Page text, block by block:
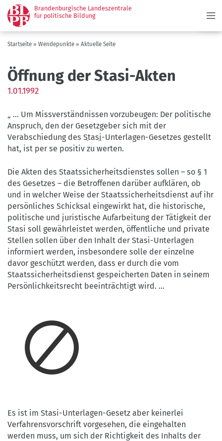
Direkt
zum
Inhalt
Brandenburgische Landeszentrale
für politische Bildung
Pfadnavigation
Startseite Wendepunkte Aktuelle Seite
Öffnung der Stasi-Akten
1.01.1992
„ ... Um Missverständnissen vorzubeugen: Der politische
Anspruch, den der Gesetzgeber sich mit der
Verabschiedung des Stasi-Unterlagen-Gesetzes gestellt
hat, ist per se positiv zu werten.
Die Akten des Staatssicherheitsdienstes sollen – so § 1
des Gesetzes – die Betroffenen darüber aufklären, ob
und in welcher Weise der Staatssicherheitsdienst auf ihr
persönliches Schicksal eingewirkt hat, die historische,
politische und juristische Aufarbeitung der Tätigkeit der
Stasi soll gewährleistet werden, öffentliche und private
Stellen sollen über den Inhalt der Stasi-Unterlagen
informiert werden, insbesondere solle der einzelne
davor geschützt werden, dass er durch die vom
Staatssicherheitsdienst gespeicherten Daten in seinem
Persönlichkeitsrecht beeinträchtigt wird. ...
Es ist im Stasi-Unterlagen-Gesetz aber keinerlei
Verfahrensvorschrift vorgesehen, die eingehalten
werden muss, um sich der Richtigkeit des Inhalts der